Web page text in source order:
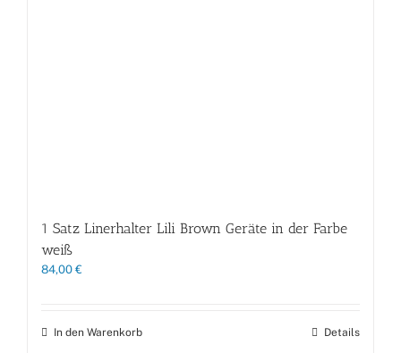
1 Satz Linerhalter Lili Brown Geräte in der Farbe
weiß
84,00 €
In den Warenkorb Details